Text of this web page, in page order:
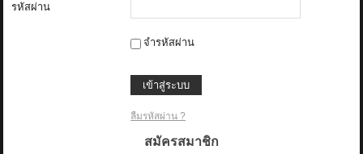
รหัสผ่าน
จำรหัสผ่าน
เข้าสู่ระบบ
ลืมรหัสผ่าน ?
สมัครสมาชิก